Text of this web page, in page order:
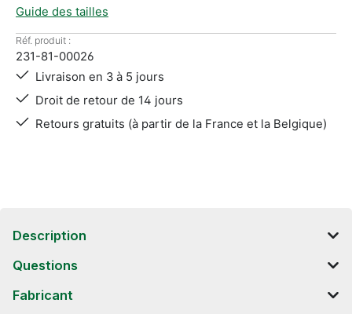
Guide des tailles
Réf. produit :
231-81-00026
Livraison en 3 à 5 jours
Droit de retour de 14 jours
Retours gratuits (à partir de la France et la Belgique)
Description
Questions
Fabricant